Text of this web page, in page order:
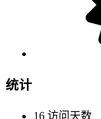
统计
16 访问天数